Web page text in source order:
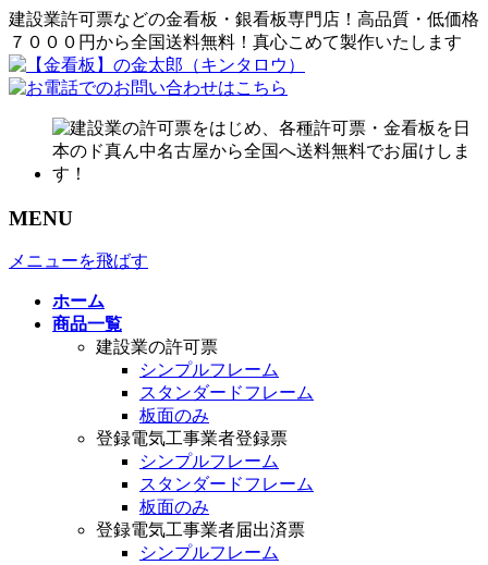
建設業許可票などの金看板・銀看板専門店！高品質・低価格
７０００円から全国送料無料！真心こめて製作いたします
MENU
メニューを飛ばす
ホーム
商品一覧
建設業の許可票
シンプルフレーム
スタンダードフレーム
板面のみ
登録電気工事業者登録票
シンプルフレーム
スタンダードフレーム
板面のみ
登録電気工事業者届出済票
シンプルフレーム